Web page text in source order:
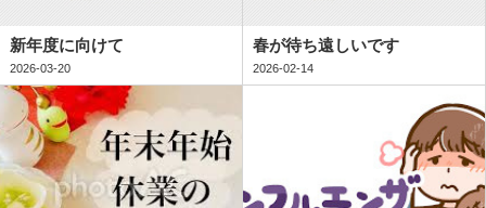
新年度に向けて
2026-03-20
春が待ち遠しいです
2026-02-14